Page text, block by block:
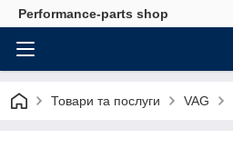
Performance-parts shop
Товари та послуги VAG